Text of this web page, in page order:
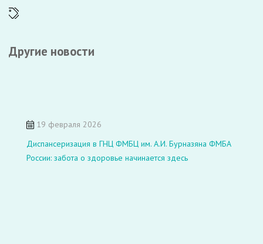
Другие новости
19 февраля 2026
Диспансеризация в ГНЦ ФМБЦ им. А.И. Бурназяна ФМБА
России: забота о здоровье начинается здесь